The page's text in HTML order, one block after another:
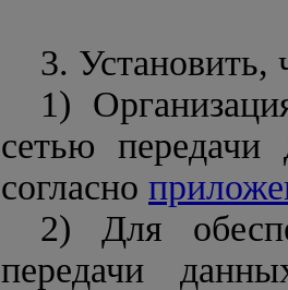
3. Установить,
1)
сетью передачи
согласно
2) Для
передачи